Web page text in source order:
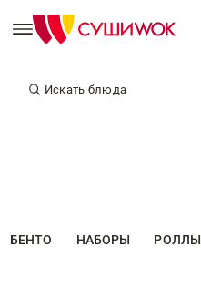
Искать блюда
БЕНТО НАБОРЫ РОЛЛЫ